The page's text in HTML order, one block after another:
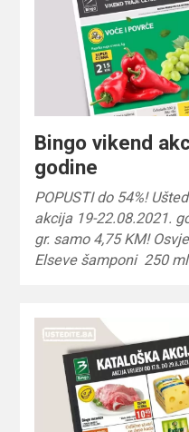
Bingo vikend
godine
POPUSTI do 54%!
akcija 19-22.08.2021.
gr. samo 4,75 KM!
Elseve šamponi 250